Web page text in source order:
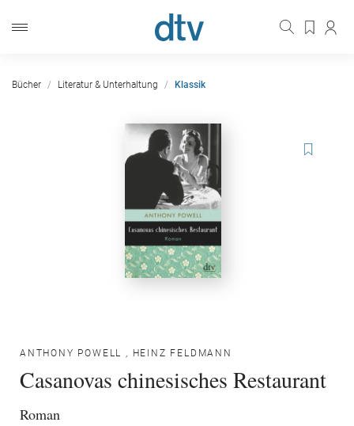
Bücher Literatur & Unterhaltung Klassik
ANTHONY POWELL , HEINZ FELDMANN
Casanovas chinesisches Restaurant
Roman